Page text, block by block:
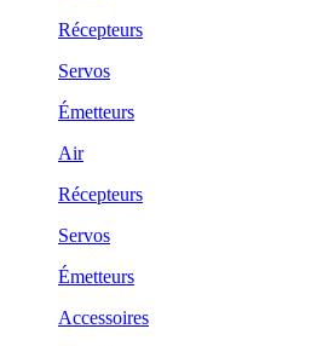
Récepteurs
Servos
Émetteurs
Air
Récepteurs
Servos
Émetteurs
Accessoires